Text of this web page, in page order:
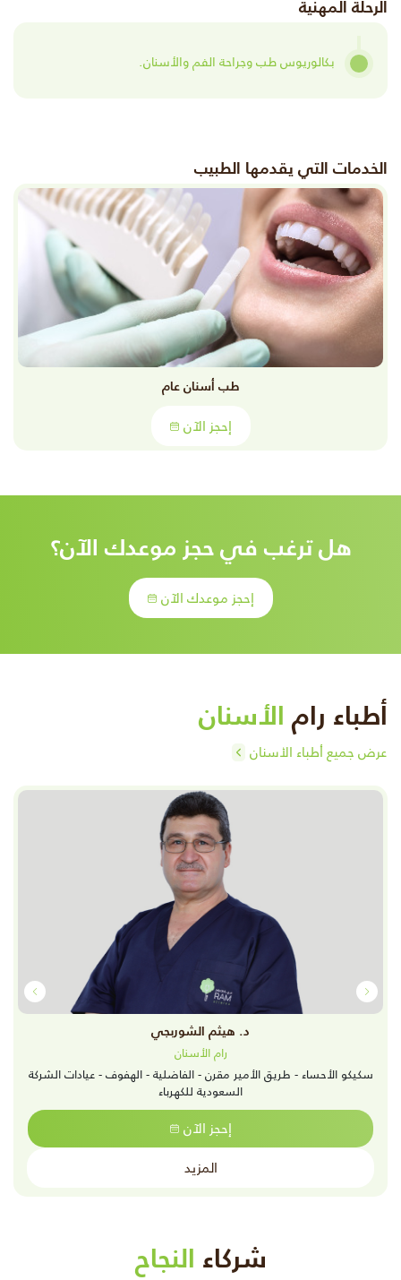
الرحلة المهنية
بكالوريوس طب وجراحة الفم والأسنان.
الخدمات التي يقدمها الطبيب
طب أسنان عام
إحجز الآن
هل ترغب في حجز موعدك الآن؟
إحجز موعدك الآن
أطباء رامالأسنان
عرض جميع أطباء الأسنان
د. هيثم الشوربجي
رام الأسنان
سكيكو الأحساء - طريق الأمير مقرن - الفاضلية - الهفوف - عيادات الشركة
السعودية للكهرباء
إحجز الآن
المزيد
شركاء النجاح